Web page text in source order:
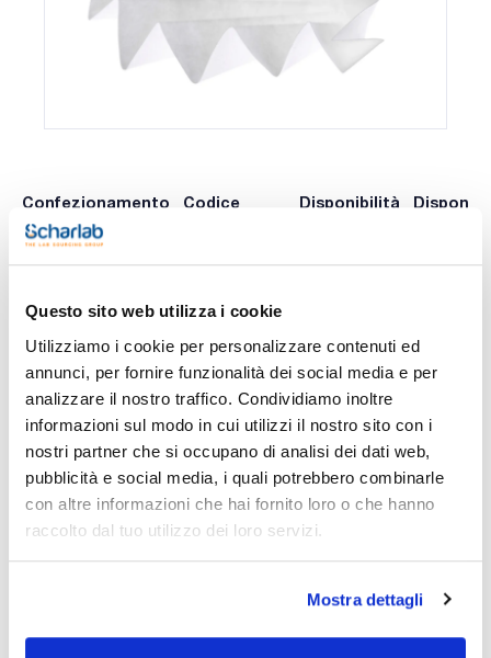
Questo sito web utilizza i cookie
Utilizziamo i cookie per personalizzare contenuti ed
annunci, per fornire funzionalità dei social media e per
analizzare il nostro traffico. Condividiamo inoltre
informazioni sul modo in cui utilizzi il nostro sito con i
nostri partner che si occupano di analisi dei dati web,
pubblicità e social media, i quali potrebbero combinarle
con altre informazioni che hai fornito loro o che hanno
raccolto dal tuo utilizzo dei loro servizi.
Mostra dettagli
Confezionamento Codice
Disponibilità
CF2STAM150
Stampa pagina prodotto
Caratteristiche
Diametro (mm) : 150
Assorbimento tipico (μm) : 14-22
Piano/Piegato : Piegato
Conf. (unità) : 100
Fogli di carta da filtro per analisi di routine. Cellulosa di alta
qualità e contenuto di ceneri inferiore allo 0,3%.
Vedi di più
TDS / Scheda tecnica
COA